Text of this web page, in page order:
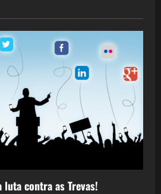
luta contra as Trevas!